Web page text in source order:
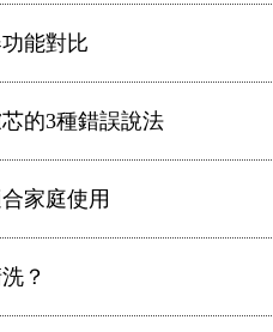
能對比
的3種錯誤說法
家庭使用
？